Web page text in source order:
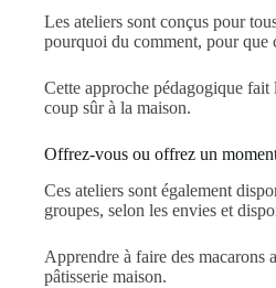
Les ateliers sont conçus pour
pourquoi du comment, pour que
Cette approche pédagogique fait
coup sûr à la maison.
Offrez-vous ou offrez un
Ces ateliers sont également
groupes, selon les envies et
Apprendre à faire des macarons
pâtisserie maison.